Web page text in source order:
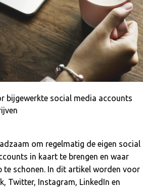
bijgewerkte social media accounts
om regelmatig de eigen social
in kaart te brengen en waar
te schonen. In dit artikel worden voor
Twitter, Instagram, LinkedIn en